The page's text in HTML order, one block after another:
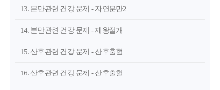
13. 분만관련 건강 문제 - 자연분만2
14. 분만관련 건강 문제 - 제왕절개
15. 산후관련 건강 문제 - 산후출혈
16. 산후관련 건강 문제 - 산후출혈